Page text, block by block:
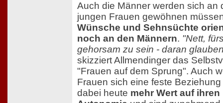
Auch die Männer werden sich an
jungen Frauen gewöhnen
Wünsche und Sehnsüchte
noch an den Männern. "Nett,
gehorsam zu sein - daran
skizziert Allmendinger das
"Frauen auf dem Sprung". Auch
Frauen sich eine feste
dabei heute mehr Wert auf